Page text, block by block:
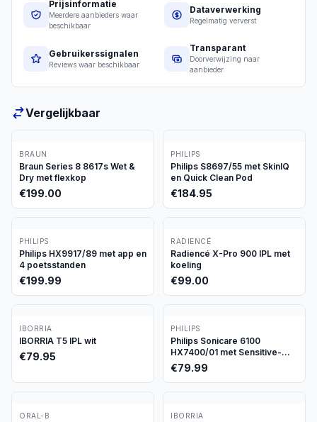
Prijsinformatie
Meerdere aanbieders waar
beschikbaar
Dataverwerking
Regelmatig ververst
Gebruikerssignalen
Reviews waar beschikbaar
Transparant
Doorverwijzing naar
aanbieder
Vergelijkbaar
BRAUN
Braun Series 8 8617s Wet &
Dry met flexkop
€199.00
PHILIPS
Philips S8697/55 met SkinIQ
en Quick Clean Pod
€184.95
PHILIPS
Philips HX9917/89 met app en
4 poetsstanden
€199.99
RADIENCÉ
Radiencé X-Pro 900 IPL met
koeling
€99.00
IBORRIA
IBORRIA T5 IPL wit
€79.95
PHILIPS
Philips Sonicare 6100
HX7400/01 met Sensitive-
stand
€79.99
ORAL-B IBORRIA